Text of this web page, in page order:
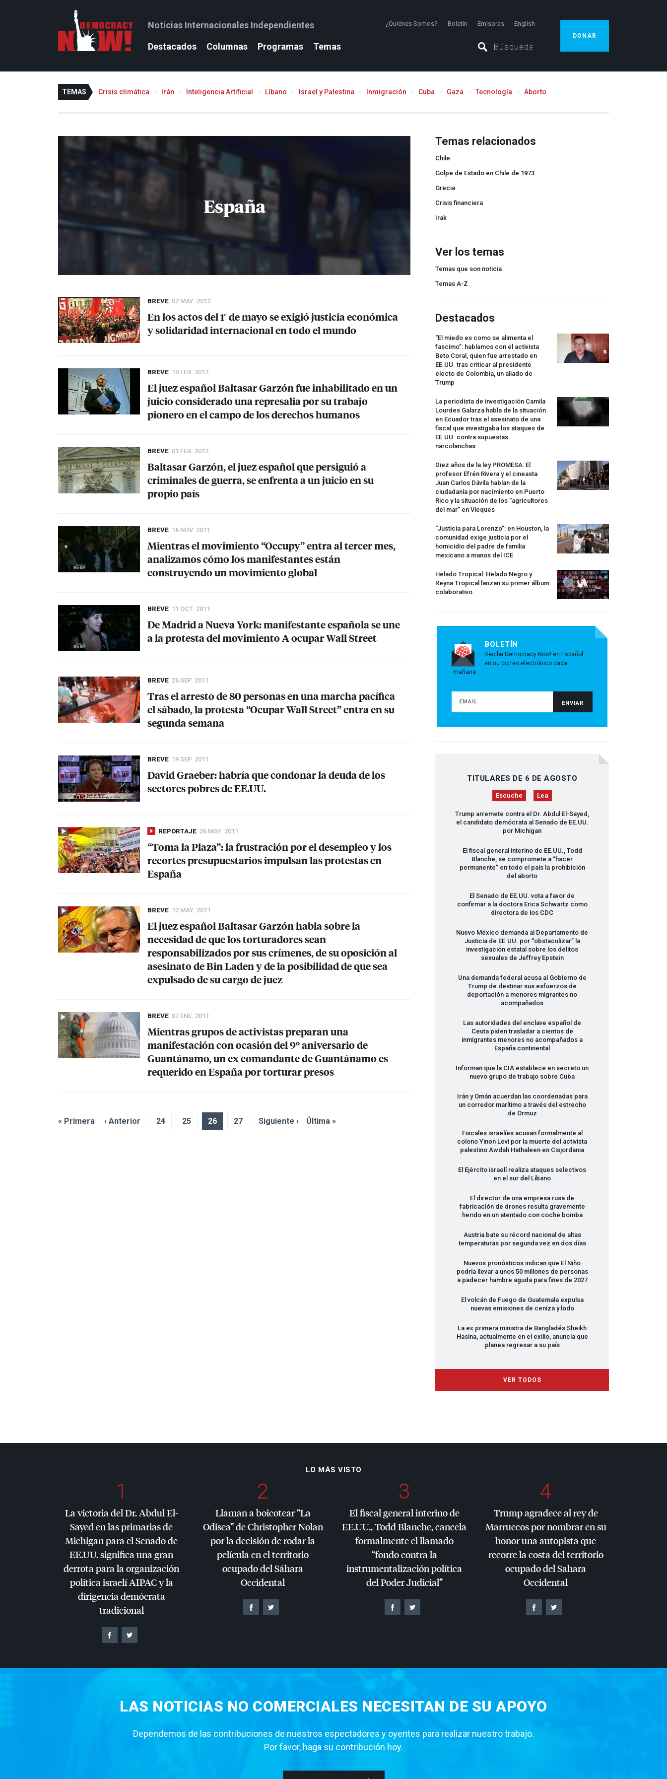
Noticias Internacionales Independientes ¿Quiénes Somos? Boletín Emisoras English
Destacados Columnas Programas Temas
DONAR
TEMAS Crisis climática Irán Inteligencia Artificial Líbano Israel y Palestina Inmigración Cuba Gaza Tecnología Aborto
España
BREVE 02 MAY. 2012
En los actos del 1° de mayo se exigió justicia económica
y solidaridad internacional en todo el mundo
BREVE 10 FEB. 2012
El juez español Baltasar Garzón fue inhabilitado en un
juicio considerado una represalia por su trabajo
pionero en el campo de los derechos humanos
BREVE 01 FEB. 2012
Baltasar Garzón, el juez español que persiguió a
criminales de guerra, se enfrenta a un juicio en su
propio país
BREVE 16 NOV. 2011
Mientras el movimiento “Occupy” entra al tercer mes,
analizamos cómo los manifestantes están
construyendo un movimiento global
BREVE 11 OCT. 2011
De Madrid a Nueva York: manifestante española se une
a la protesta del movimiento A ocupar Wall Street
BREVE 26 SEP. 2011
Tras el arresto de 80 personas en una marcha pacífica
el sábado, la protesta “Ocupar Wall Street” entra en su
segunda semana
BREVE 19 SEP. 2011
David Graeber: habría que condonar la deuda de los
sectores pobres de EE.UU.
REPORTAJE 26 MAY. 2011
“Toma la Plaza”: la frustración por el desempleo y los
recortes presupuestarios impulsan las protestas en
España
BREVE 12 MAY. 2011
El juez español Baltasar Garzón habla sobre la
necesidad de que los torturadores sean
responsabilizados por sus crímenes, de su oposición al
asesinato de Bin Laden y de la posibilidad de que sea
expulsado de su cargo de juez
BREVE 07 ENE. 2011
Mientras grupos de activistas preparan una
manifestación con ocasión del 9º aniversario de
Guantánamo, un ex comandante de Guantánamo es
requerido en España por torturar presos
« Primera ‹ Anterior 24 25 26 27 Siguiente › Última »
Temas relacionados
Chile
Golpe de Estado en Chile de 1973
Grecia
Crisis financiera
Irak
Ver los temas
Temas que son noticia
Temas A-Z
Destacados
“El miedo es como se alimenta el
fascimo”: hablamos con el activista
Beto Coral, quien fue arrestado en
EE.UU. tras criticar al presidente
electo de Colombia, un aliado de
Trump
La periodista de investigación Camila
Lourdes Galarza habla de la situación
en Ecuador tras el asesinato de una
fiscal que investigaba los ataques de
EE.UU. contra supuestas
narcolanchas
Diez años de la ley PROMESA: El
profesor Efrén Rivera y el cineasta
Juan Carlos Dávila hablan de la
ciudadanía por nacimiento en Puerto
Rico y la situación de los “agricultores
del mar” en Vieques
“Justicia para Lorenzo”: en Houston, la
comunidad exige justicia por el
homicidio del padre de familia
mexicano a manos del ICE
Helado Tropical: Helado Negro y
Reyna Tropical lanzan su primer álbum
colaborativo
BOLETÍN
Reciba Democracy Now! en Español
en su correo electrónico cada
mañana.
TITULARES DE 6 DE AGOSTO
Escuche Lea
Trump arremete contra el Dr. Abdul El-Sayed,
el candidato demócrata al Senado de EE.UU.
por Michigan
El fiscal general interino de EE.UU., Todd
Blanche, se compromete a “hacer
permanente” en todo el país la prohibición
del aborto
El Senado de EE.UU. vota a favor de
confirmar a la doctora Erica Schwartz como
directora de los CDC
Nuevo México demanda al Departamento de
Justicia de EE.UU. por “obstaculizar” la
investigación estatal sobre los delitos
sexuales de Jeffrey Epstein
Una demanda federal acusa al Gobierno de
Trump de destinar sus esfuerzos de
deportación a menores migrantes no
acompañados
Las autoridades del enclave español de
Ceuta piden trasladar a cientos de
inmigrantes menores no acompañados a
España continental
Informan que la CIA establece en secreto un
nuevo grupo de trabajo sobre Cuba
Irán y Omán acuerdan las coordenadas para
un corredor marítimo a través del estrecho
de Ormuz
Fiscales israelíes acusan formalmente al
colono Yinon Levi por la muerte del activista
palestino Awdah Hathaleen en Cisjordania
El Ejército israelí realiza ataques selectivos
en el sur del Líbano
El director de una empresa rusa de
fabricación de drones resulta gravemente
herido en un atentado con coche bomba
Austria bate su récord nacional de altas
temperaturas por segunda vez en dos días
Nuevos pronósticos indican que El Niño
podría llevar a unos 50 millones de personas
a padecer hambre aguda para fines de 2027
El volcán de Fuego de Guatemala expulsa
nuevas emisiones de ceniza y lodo
La ex primera ministra de Bangladés Sheikh
Hasina, actualmente en el exilio, anuncia que
planea regresar a su país
VER TODOS
LO MÁS VISTO
1
La victoria del Dr. Abdul El-
Sayed en las primarias de
Michigan para el Senado de
EE.UU. significa una gran
derrota para la organización
política israelíAIPACy la
dirigencia demócrata
tradicional
2
Llaman a boicotear “La
Odisea” de Christopher Nolan
por la decisión de rodar la
película en el territorio
ocupado del Sáhara
Occidental
3
El fiscal general interino de
EE.UU., Todd Blanche, cancela
formalmente el llamado
“fondo contra la
instrumentalización política
del Poder Judicial”
4
Trump agradece al rey de
Marruecos por nombrar en su
honor una autopista que
recorre la costa del territorio
ocupado del Sahara
Occidental
LAS NOTICIAS NO COMERCIALES NECESITAN DE SU APOYO
Dependemos de las contribuciones de nuestros espectadores y oyentes para realizar nuestro trabajo.
Por favor, haga su contribución hoy.